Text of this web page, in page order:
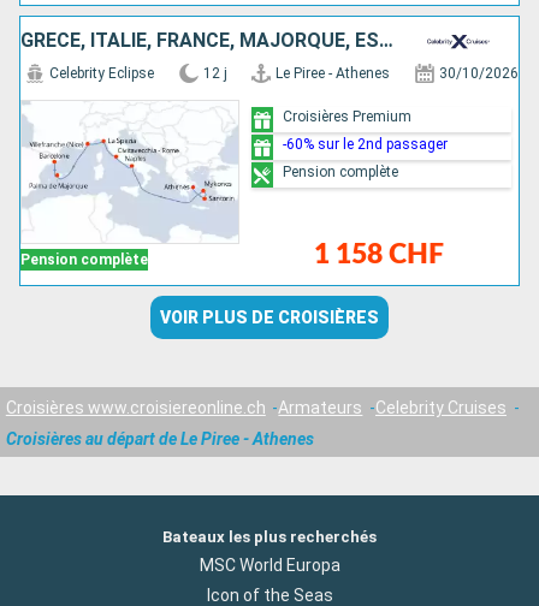
GRÈCE, ITALIE, FRANCE, MAJORQUE, ESPAGNE
Pension complète
Celebrity Eclipse 12 j Le Piree - Athenes 30/10/2026
1 158 CHF
Croisières Premium
-60% sur le 2nd passager
Pension complète
VOIR PLUS DE CROISIÈRES
Croisières www.croisiereonline.ch Armateurs
Celebrity Cruises
Croisières au départ de Le Piree - Athenes
Bateaux les plus recherchés
MSC World Europa
Icon of the Seas